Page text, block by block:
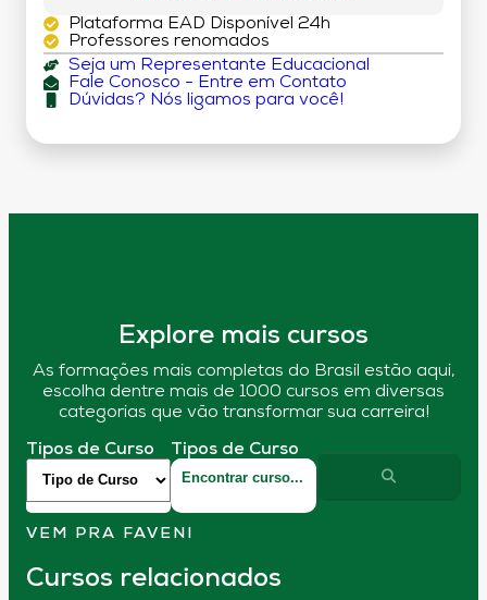
Plataforma EAD Disponível 24h
Professores renomados
Seja um Representante Educacional
Fale Conosco - Entre em Contato
Dúvidas? Nós ligamos para você!
Explore mais cursos
As formações mais completas do Brasil estão aqui,
escolha dentre mais de 1000 cursos em diversas
categorias que vão transformar sua carreira!
Tipos de Curso Tipos de Curso
VEM PRA FAVENI
Cursos relacionados